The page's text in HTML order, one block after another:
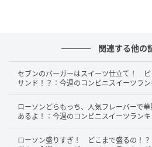
もぐナビニュース
関連する他の
セブンのバーガーはスイーツ仕立て！
サンド！？：今週のコンビニスイーツラ
ローソンどらもっち、人気フレーバーで
あるよ！：今週のコンビニスイーツラン
ローソン盛りすぎ！ どこまで盛るの！